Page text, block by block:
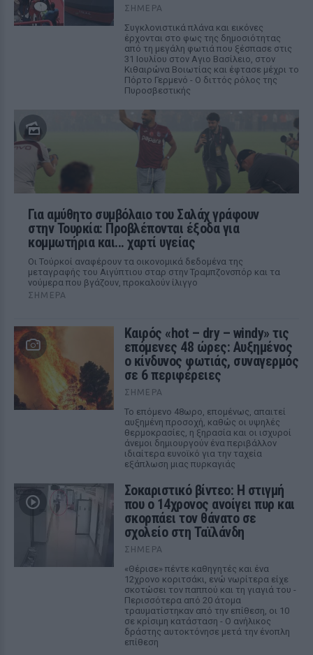
ΣΉΜΕΡΑ
Συγκλονιστικά πλάνα και εικόνες
έρχονται στο φως της δημοσιότητας
από τη μεγάλη φωτιά που ξέσπασε στις
31 Ιουλίου στον Αγιο Βασίλειο, στον
Κιθαιρώνα Βοιωτίας και έφτασε μέχρι το
Πόρτο Γερμενό - Ο διττός ρόλος της
Πυροσβεστικής
Για αμύθητο συμβόλαιο του Σαλάχ γράφουν
στην Τουρκία: Προβλέπονται έξοδα για
κομμωτήρια και... χαρτί υγείας
Οι Τούρκοί αναφέρουν τα οικονομικά δεδομένα της
μεταγραφής του Αιγύπτιου σταρ στην Τραμπζονσπόρ και τα
νούμερα που βγάζουν, προκαλούν ίλιγγο
ΣΉΜΕΡΑ
Καιρός «hot – dry – windy» τις
επόμενες 48 ώρες: Αυξημένος
ο κίνδυνος φωτιάς, συναγερμός
σε 6 περιφέρειες
ΣΉΜΕΡΑ
Το επόμενο 48ωρο, επομένως, απαιτεί
αυξημένη προσοχή, καθώς οι υψηλές
θερμοκρασίες, η ξηρασία και οι ισχυροί
άνεμοι δημιουργούν ένα περιβάλλον
ιδιαίτερα ευνοϊκό για την ταχεία
εξάπλωση μιας πυρκαγιάς
Σοκαριστικό βίντεο: Η στιγμή
που ο 14χρονος ανοίγει πυρ και
σκορπάει τον θάνατο σε
σχολείο στη Ταϊλάνδη
ΣΉΜΕΡΑ
«Θέρισε» πέντε καθηγητές και ένα
12χρονο κοριτσάκι, ενώ νωρίτερα είχε
σκοτώσει τον παππού και τη γιαγιά του -
Περισσότερα από 20 άτομα
τραυματίστηκαν από την επίθεση, οι 10
σε κρίσιμη κατάσταση - Ο ανήλικος
δράστης αυτοκτόνησε μετά την ένοπλη
επίθεση